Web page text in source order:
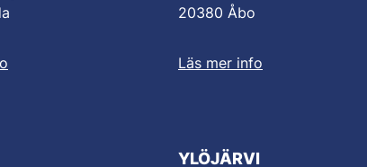
20380 Åbo
Läs mer info
YLÖJÄRVI